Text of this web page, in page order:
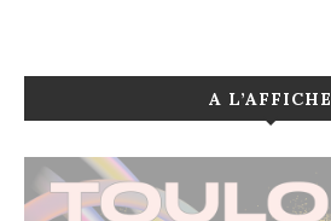
A L’AFFICHE